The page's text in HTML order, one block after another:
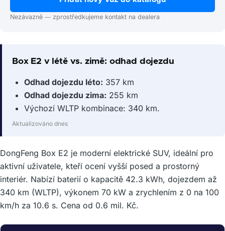
Nezávazně — zprostředkujeme kontakt na dealera
Box E2 v létě vs. zimě: odhad dojezdu
Odhad dojezdu léto: 357 km
Odhad dojezdu zima: 255 km
Výchozí WLTP kombinace: 340 km.
Aktualizováno dnes
DongFeng Box E2 je moderní elektrické SUV, ideální pro
aktivní uživatele, kteří ocení vyšší posed a prostorný
interiér. Nabízí baterií o kapacitě 42.3 kWh, dojezdem až
340 km (WLTP), výkonem 70 kW a zrychlením z 0 na 100
km/h za 10.6 s. Cena od 0.6 mil. Kč.